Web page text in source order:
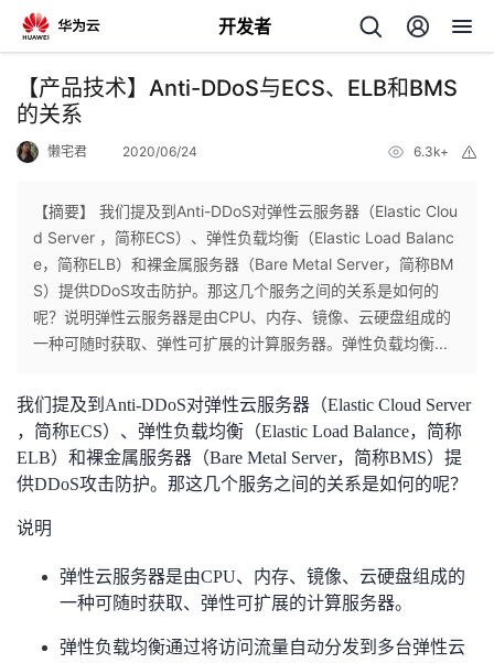
开发者
返
回
个
人
页
我
开
发
者
我
【产品技术】Anti-DDoS与ECS、ELB和BMS
的关系
懒宅君 2020/06/24 6.3k+
【摘要】 我们提及到Anti-DDoS对弹性云服务器（Elastic Clou
d Server ，简称ECS）、弹性负载均衡（Elastic Load Balanc
e，简称ELB）和裸金属服务器（Bare Metal Server，简称BM
S）提供DDoS攻击防护。那这几个服务之间的关系是如何的
呢？说明弹性云服务器是由CPU、内存、镜像、云硬盘组成的
一种可随时获取、弹性可扩展的计算服务器。弹性负载均衡...
我们提及到Anti-DDoS对弹性云服务器（Elastic Cloud Server
，简称ECS）、弹性负载均衡（Elastic Load Balance，简称
ELB）和裸金属服务器（Bare Metal Server，简称BMS）提
供DDoS攻击防护。那这几个服务之间的关系是如何的呢？
说明
弹性云服务器是由CPU、内存、镜像、云硬盘组成的
一种可随时获取、弹性可扩展的计算服务器。
弹性负载均衡通过将访问流量自动分发到多台弹性云